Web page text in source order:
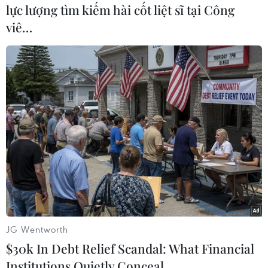
#Vé máy bay
#Liên đoàn bóng đá Nam Mỹ
#CONMEBOL
#Chapecoense Real
#Rơi máy bay
Colombia
lực lượng tìm kiếm hài cốt liệt sĩ tại Công
viê…
JG Wentworth
$30k In Debt Relief Scandal: What Financial